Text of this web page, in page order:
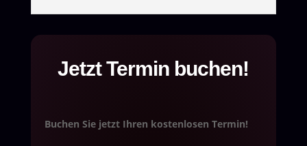
Jetzt Termin buchen!
Buchen Sie jetzt Ihren kostenlosen Termin!